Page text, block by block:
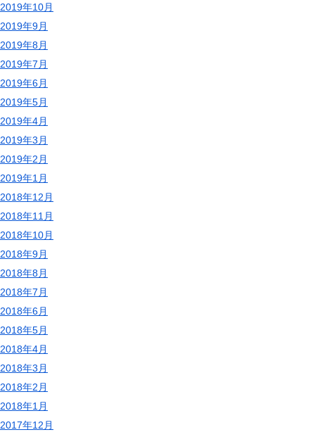
2019年10月
2019年9月
2019年8月
2019年7月
2019年6月
2019年5月
2019年4月
2019年3月
2019年2月
2019年1月
2018年12月
2018年11月
2018年10月
2018年9月
2018年8月
2018年7月
2018年6月
2018年5月
2018年4月
2018年3月
2018年2月
2018年1月
2017年12月